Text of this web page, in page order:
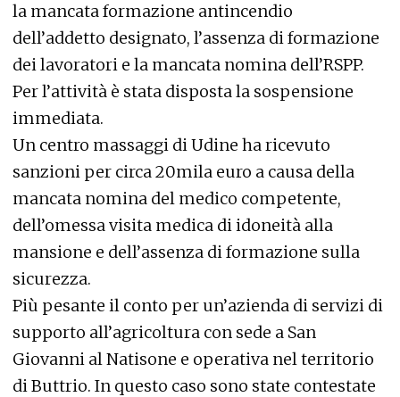
la mancata formazione antincendio
dell’addetto designato, l’assenza di formazione
dei lavoratori e la mancata nomina dell’RSPP.
Per l’attività è stata disposta la sospensione
immediata.
Un centro massaggi di Udine ha ricevuto
sanzioni per circa 20mila euro a causa della
mancata nomina del medico competente,
dell’omessa visita medica di idoneità alla
mansione e dell’assenza di formazione sulla
sicurezza.
Più pesante il conto per un’azienda di servizi di
supporto all’agricoltura con sede a San
Giovanni al Natisone e operativa nel territorio
di Buttrio. In questo caso sono state contestate